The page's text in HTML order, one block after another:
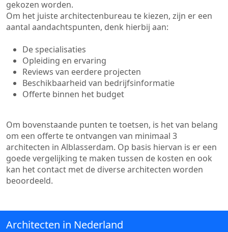
gekozen worden.
Om het juiste architectenbureau te kiezen, zijn er een
aantal aandachtspunten, denk hierbij aan:
De specialisaties
Opleiding en ervaring
Reviews van eerdere projecten
Beschikbaarheid van bedrijfsinformatie
Offerte binnen het budget
Om bovenstaande punten te toetsen, is het van belang
om een offerte te ontvangen van minimaal 3
architecten in Alblasserdam. Op basis hiervan is er een
goede vergelijking te maken tussen de kosten en ook
kan het contact met de diverse architecten worden
beoordeeld.
Architecten in Nederland